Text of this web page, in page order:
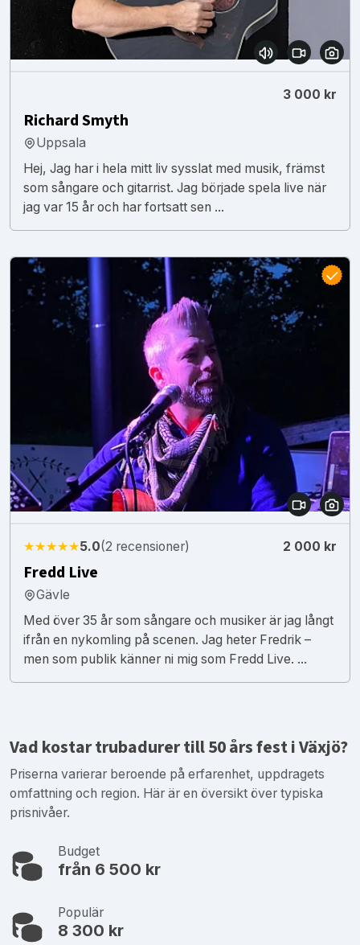
3 000 kr
Richard Smyth
Uppsala
Hej, Jag har i hela mitt liv sysslat med musik, främst
som sångare och gitarrist. Jag började spela live när
jag var 15 år och har fortsatt sen ...
★★★★★5.0(2 recensioner) 2 000 kr
Fredd Live
Gävle
Med över 35 år som sångare och musiker är jag långt
ifrån en nykomling på scenen. Jag heter Fredrik –
men som publik känner ni mig som Fredd Live. ...
Vad kostar trubadurer till 50 års fest i Växjö?
Priserna varierar beroende på erfarenhet, uppdragets
omfattning och region. Här är en översikt över typiska
prisnivåer.
Budget
från 6 500 kr
Populär
8 300 kr